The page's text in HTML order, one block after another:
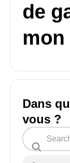
de
Dans
vous ?